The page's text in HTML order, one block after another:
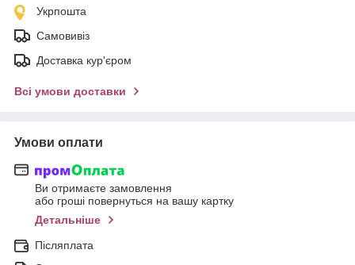
Укрпошта
Самовивіз
Доставка кур'єром
Всі умови доставки
Умови оплати
Ви отримаєте замовлення
або гроші повернуться на вашу картку
Детальніше
Післяплата